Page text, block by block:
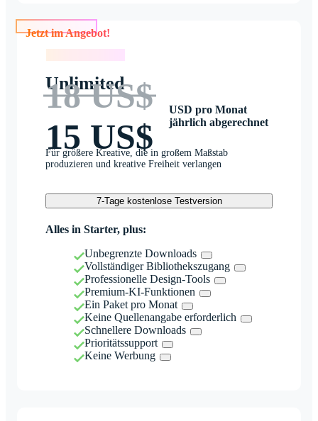
Jetzt im Angebot!
Unlimited
18 US$
15 US$
USD pro Monat
jährlich abgerechnet
Für größere Kreative, die in großem Maßstab
produzieren und kreative Freiheit verlangen
7-Tage kostenlose Testversion
Alles in Starter, plus:
Unbegrenzte Downloads
Vollständiger Bibliothekszugang
Professionelle Design-Tools
Premium-KI-Funktionen
Ein Paket pro Monat
Keine Quellenangabe erforderlich
Schnellere Downloads
Prioritätssupport
Keine Werbung